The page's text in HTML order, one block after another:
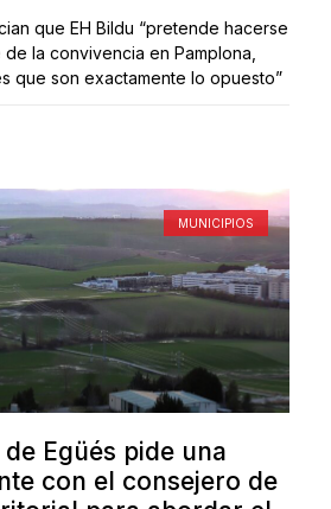
que EH Bildu “pretende hacerse
la convivencia en Pamplona,
que son exactamente lo opuesto”
MUNICIPIOS
Egüés pide una
con el consejero de